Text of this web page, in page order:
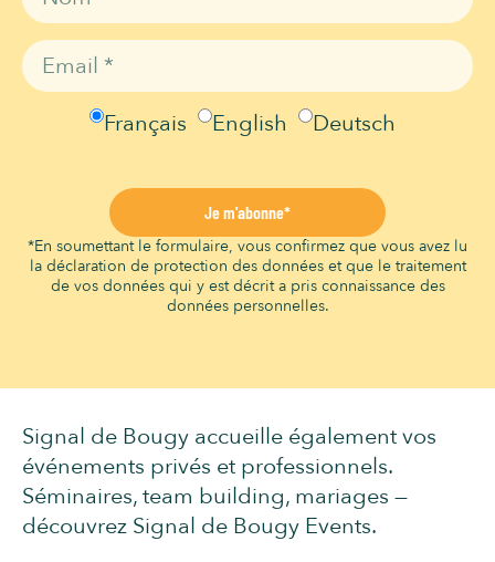
Français English Deutsch
Je m'abonne*
*En soumettant le formulaire, vous confirmez que vous avez lu
la déclaration de protection des données et que le traitement
de vos données qui y est décrit a pris connaissance des
données personnelles.
Signal de Bougy accueille également vos
événements privés et professionnels.
Séminaires, team building, mariages —
découvrez Signal de Bougy Events.